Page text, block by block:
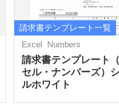
請求書テンプレート一覧
Excel
Numbers
請求書テンプレート
セル・ナンバーズ）
ルホワイト